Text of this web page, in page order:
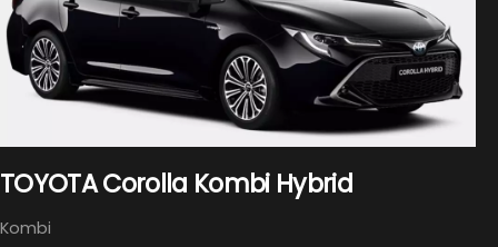
TOYOTA Corolla Kombi Hybrid
Kombi